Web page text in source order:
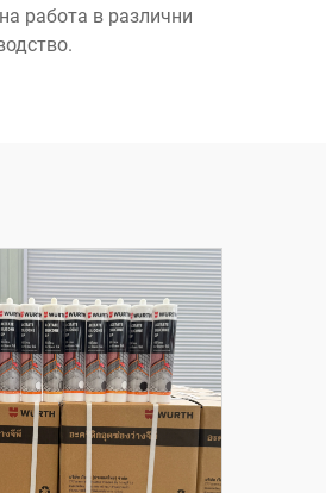
работа в различни